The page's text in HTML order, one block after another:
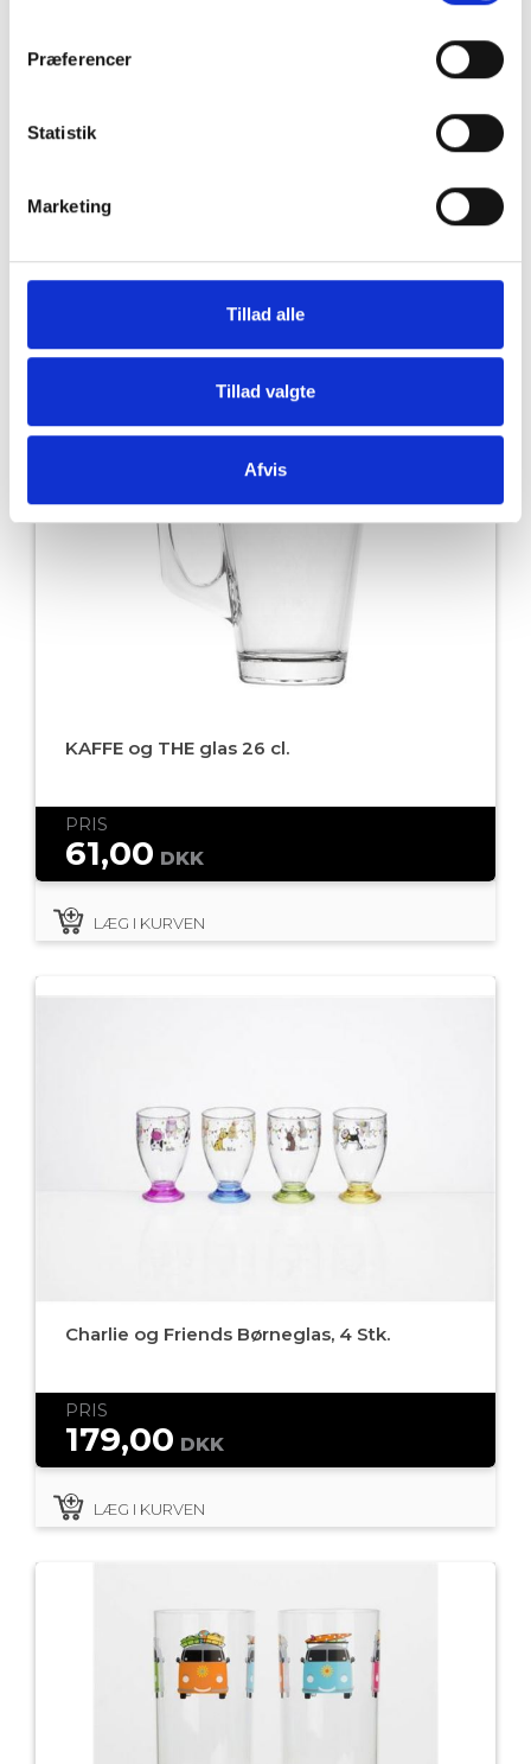
Præferencer
Statistik
Marketing
Tillad alle
Tillad valgte
Afvis
29,00
KAFFE og THE glas 26 cl.
PRIS
61,00 DKK
LÆG I KURVEN
Charlie og Friends Børneglas, 4 Stk.
PRIS
179,00 DKK
LÆG I KURVEN